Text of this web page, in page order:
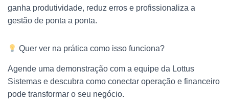
ganha produtividade, reduz erros e profissionaliza a
gestão de ponta a ponta.
Quer ver na prática como isso funciona?
Agende uma demonstração com a equipe da Lottus
Sistemas e descubra como conectar operação e financeiro
pode transformar o seu negócio.